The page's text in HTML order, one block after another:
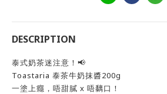
DESCRIPTION
泰式奶茶迷注意！📢
Toastaria 泰茶牛奶抹醬200g
一塗上癮，唔甜膩 x 唔黐口！